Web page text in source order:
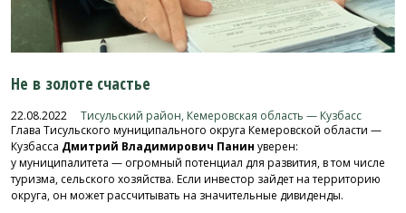
Не в золоте счастье
22.08.2022 Тисульский район, Кемеровская область — Кузбасс
Глава Тисульского муниципального округа Кемеровской области —
Кузбасса Дмитрий Владимирович Панин уверен:
у муниципалитета — огромный потенциал для развития, в том числе
туризма, сельского хозяйства. Если инвестор зайдет на территорию
округа, он может рассчитывать на значительные дивиденды.